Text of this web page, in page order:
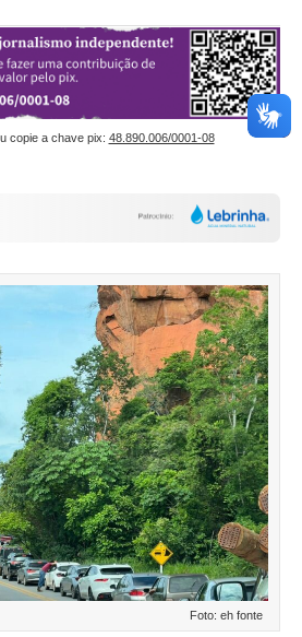
copie a chave pix: 48.890.006/0001-08
Foto: eh fonte